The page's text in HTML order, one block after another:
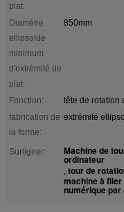
plat:
Diamètre
ellipsoïde
minimum
d'extrémité de
plat:
850mm
Fonction:
tête de rotation
fabrication de
la forme:
extrémité
Surligner: Machine de
ordinateur
, tour de
machine à
numérique